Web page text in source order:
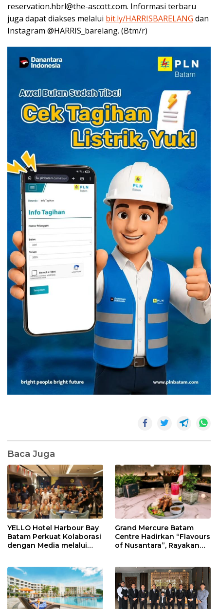
reservation.hbrl@the-ascott.com. Informasi terbaru
juga dapat diakses melalui bit.ly/HARRISBARELANG dan
Instagram @HARRIS_barelang. (Btm/r)
Baca Juga
YELLO Hotel Harbour Bay
Batam Perkuat Kolaborasi
dengan Media melalui
Grand Mercure Batam
Centre Hadirkan “Flavours
of Nusantara”, Rayakan